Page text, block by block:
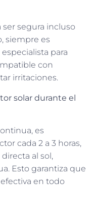
ser segura incluso
siempre es
para
con
irritaciones.
solar durante el
es
cada 2 a 3 horas,
al sol,
Esto garantiza que
en todo